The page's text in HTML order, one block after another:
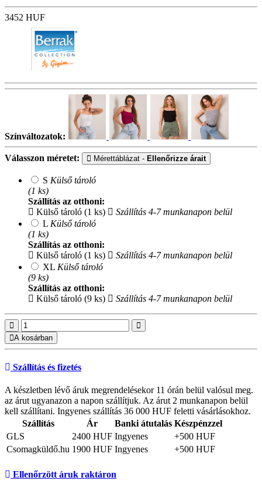
3452 HUF
Színváltozatok:
Válasszon méretet: Mérettáblázat - Ellenőrizze árait
S Külső tároló
(1 ks)
Szállítás az otthoni:
Külső tároló (1 ks)
Szállítás 4-7 munkanapon belül
L Külső tároló
(1 ks)
Szállítás az otthoni:
Külső tároló (1 ks)
Szállítás 4-7 munkanapon belül
XL Külső tároló
(9 ks)
Szállítás az otthoni:
Külső tároló (9 ks)
Szállítás 4-7 munkanapon belül
A kosárban
Szállítás és fizetés
A készletben lévő áruk megrendelésekor 11 órán belül valósul meg.
az árut ugyanazon a napon szállítjuk. Az árut 2 munkanapon belül
kell szállítani. Ingyenes szállítás 36 000 HUF feletti vásárlásokhoz.
Szállítás
Ár Banki átutalás Készpénzzel
GLS
2400 HUF Ingyenes
+500 HUF
Csomagküldő.hu 1900 HUF Ingyenes +500 HUF
Ellenőrzött áruk raktáron